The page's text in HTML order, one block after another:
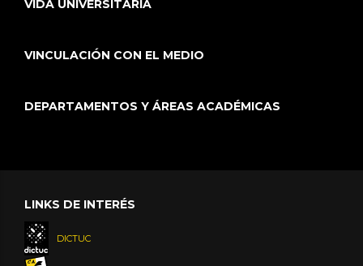
VIDA UNIVERSITARIA
VINCULACIÓN CON EL MEDIO
DEPARTAMENTOS Y ÁREAS ACADÉMICAS
LINKS DE INTERÉS
DICTUC